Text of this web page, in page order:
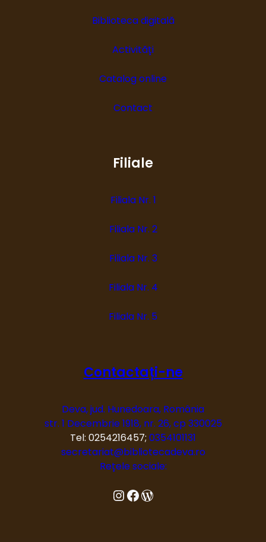
Biblioteca digitală
Activități
Catalog online
Contact
Filiale
Filiala Nr. 1
Filiala Nr. 2
Filiala Nr. 3
Filiala Nr. 4
Filiala Nr. 5
Contactați-ne
Deva, jud. Hunedoara, România
str. 1 Decembrie 1918, nr. 26, cp 330025
Tel: 0254216457; 0354101131
secretariat@bibliotecadeva.ro
Rețele sociale:
InstagramFacebook Blog